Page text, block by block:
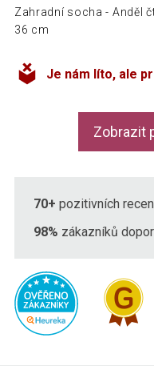
Zahradní socha - Anděl
36 cm
Je nám líto, ale
Zobrazit
70+ pozitivních
98% zákazníků